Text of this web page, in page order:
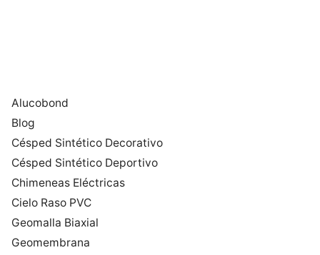
Alucobond
Blog
Césped Sintético Decorativo
Césped Sintético Deportivo
Chimeneas Eléctricas
Cielo Raso PVC
Geomalla Biaxial
Geomembrana